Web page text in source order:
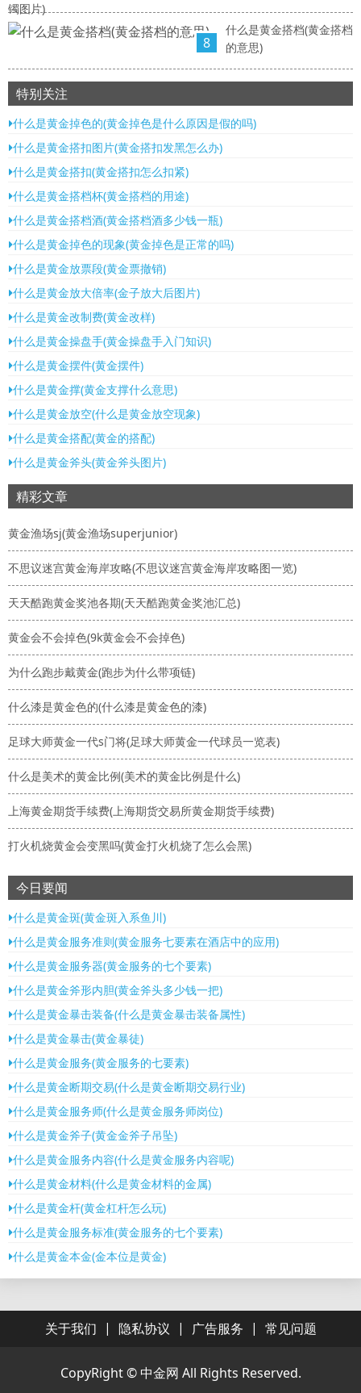
镯图片)
8
什么是黄金搭档(黄金搭档
的意思)
特别关注
什么是黄金掉色的(黄金掉色是什么原因是假的吗)
什么是黄金搭扣图片(黄金搭扣发黑怎么办)
什么是黄金搭扣(黄金搭扣怎么扣紧)
什么是黄金搭档杯(黄金搭档的用途)
什么是黄金搭档酒(黄金搭档酒多少钱一瓶)
什么是黄金掉色的现象(黄金掉色是正常的吗)
什么是黄金放票段(黄金票撤销)
什么是黄金放大倍率(金子放大后图片)
什么是黄金改制费(黄金改样)
什么是黄金操盘手(黄金操盘手入门知识)
什么是黄金摆件(黄金摆件)
什么是黄金撑(黄金支撑什么意思)
什么是黄金放空(什么是黄金放空现象)
什么是黄金搭配(黄金的搭配)
什么是黄金斧头(黄金斧头图片)
精彩文章
黄金渔场sj(黄金渔场superjunior)
不思议迷宫黄金海岸攻略(不思议迷宫黄金海岸攻略图一览)
天天酷跑黄金奖池各期(天天酷跑黄金奖池汇总)
黄金会不会掉色(9k黄金会不会掉色)
为什么跑步戴黄金(跑步为什么带项链)
什么漆是黄金色的(什么漆是黄金色的漆)
足球大师黄金一代s门将(足球大师黄金一代球员一览表)
什么是美术的黄金比例(美术的黄金比例是什么)
上海黄金期货手续费(上海期货交易所黄金期货手续费)
打火机烧黄金会变黑吗(黄金打火机烧了怎么会黑)
今日要闻
什么是黄金斑(黄金斑入系鱼川)
什么是黄金服务准则(黄金服务七要素在酒店中的应用)
什么是黄金服务器(黄金服务的七个要素)
什么是黄金斧形内胆(黄金斧头多少钱一把)
什么是黄金暴击装备(什么是黄金暴击装备属性)
什么是黄金暴击(黄金暴徒)
什么是黄金服务(黄金服务的七要素)
什么是黄金断期交易(什么是黄金断期交易行业)
什么是黄金服务师(什么是黄金服务师岗位)
什么是黄金斧子(黄金金斧子吊坠)
什么是黄金服务内容(什么是黄金服务内容呢)
什么是黄金材料(什么是黄金材料的金属)
什么是黄金杆(黄金杠杆怎么玩)
什么是黄金服务标准(黄金服务的七个要素)
什么是黄金本金(金本位是黄金)
关于我们 | 隐私协议 | 广告服务 | 常见问题
CopyRight © 中金网 All Rights Reserved.